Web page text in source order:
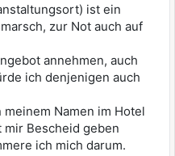
ist ein
zur Not auch auf
annehmen, auch
ich denjenigen auch
meinem Namen im Hotel
Bescheid geben
ich mich darum.